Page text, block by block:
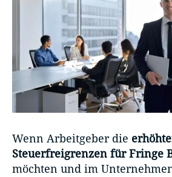
Wenn Arbeitgeber die
Steuerfreigrenzen für Fringe
möchten und im